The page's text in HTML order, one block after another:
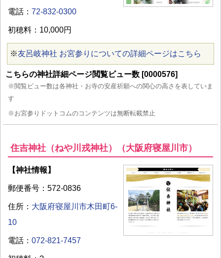
電話： 72-832-0300
初穂料：10,000円
※友呂岐神社 お宮参りについての詳細ページはこちら
こちらの神社詳細ページ閲覧ビュー数 [0000576]
※閲覧ビュー数は各神社・お寺の安産祈願への関心の高さを表していま
す
※お宮参りドットコムのコンテンツは無断転載禁止
住吉神社（ねや川戎神社）（大阪府寝屋川市）
【神社情報】
郵便番号：572-0836
住所： 大阪府寝屋川市木田町6-
10
電話： 072-821-7457